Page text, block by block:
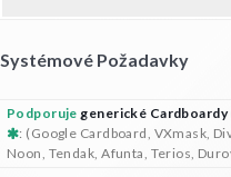
Systémové Požadavky
Podporujegenerické Cardboardy
: (Google Cardboard, VXmask,
Noon, Tendak, Afunta, Terios,